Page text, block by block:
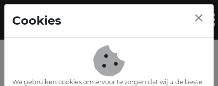
Skip to main content
Cookies
We gebruiken cookies om ervoor te zorgen dat wij u de beste